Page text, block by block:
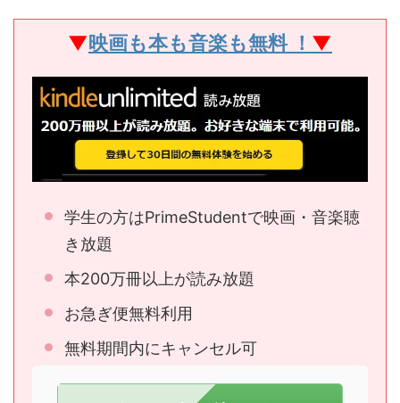
▼映画も本も音楽も無料 ！ ▼
学生の方はPrimeStudentで映画・音楽聴
き放題
本200万冊以上が読み放題
お急ぎ便無料利用
無料期間内にキャンセル可